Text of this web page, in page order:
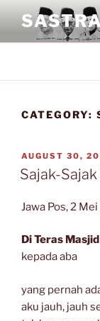
content
CATEGORY:
POSTED
ON
AUGUST 30,
Sajak-
Jawa Pos, 2
Di Teras
kepada aba
yang pernah
aku jauh, jauh